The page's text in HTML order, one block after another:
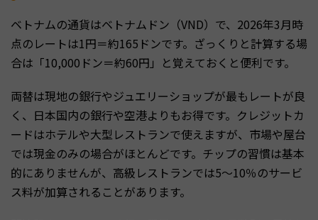
ベトナムの通貨はベトナムドン（VND）で、2026年3月時
点のレートは1円＝約165ドンです。ざっくりと計算する場
合は「10,000ドン＝約60円」と覚えておくと便利です。
両替は現地の銀行やジュエリーショップが最もレートが良
く、日本国内の銀行や空港よりもお得です。クレジットカ
ードはホテルや大型レストランで使えますが、市場や屋台
では現金のみの場合がほとんどです。チップの習慣は基本
的にありませんが、高級レストランでは5〜10％のサービ
ス料が加算されることがあります。